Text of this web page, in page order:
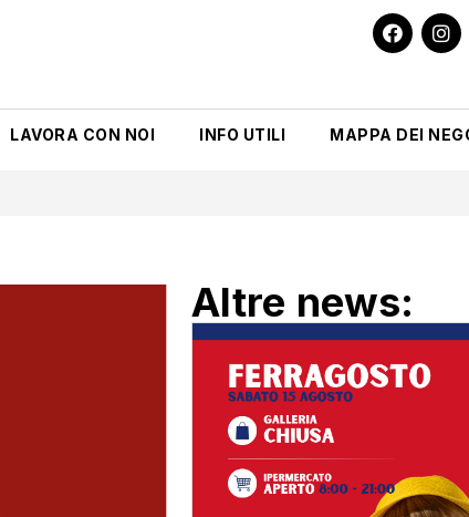
LAVORA CON NOI INFO UTILI MAPPA DEI
Altre news: